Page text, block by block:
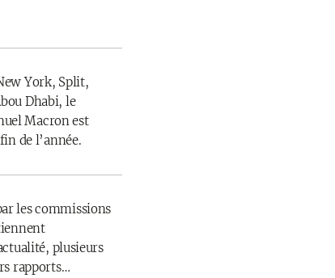
York, Split,
Dhabi, le
Macron est
de l’année.
les commissions
plusieurs
rapports…